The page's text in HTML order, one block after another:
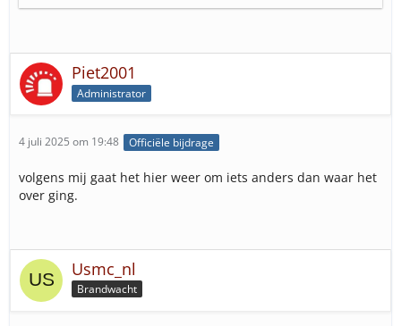
Piet2001
Administrator
4 juli 2025 om 19:48 Officiële bijdrage
volgens mij gaat het hier weer om iets anders dan waar het
over ging.
Usmc_nl
Brandwacht